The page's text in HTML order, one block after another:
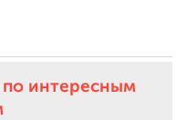
по интересным